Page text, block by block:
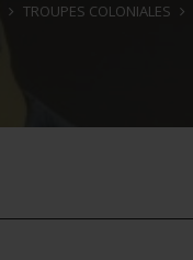
TROUPES COLONIALES